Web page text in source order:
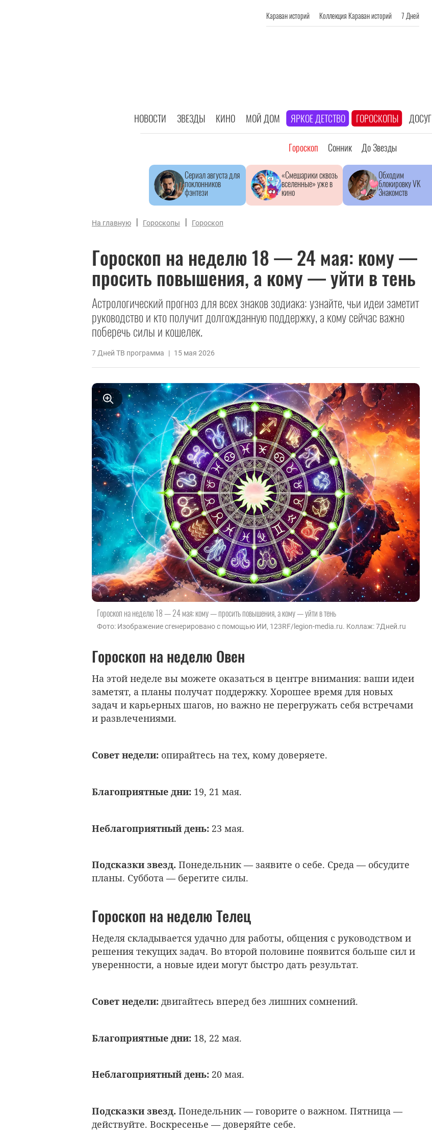
Караван историй Коллекция Караван историй 7 Дней
НОВОСТИ ЗВЕЗДЫ КИНО МОЙ ДОМ ЯРКОЕ ДЕТСТВО ГОРОСКОПЫ ДОСУГ
Гороскоп Сонник До Звезды
Сериал августа для
поклонников
фэнтези
«Смешарики сквозь
вселенные» уже в
кино
Обходим
блокировку VK
Знакомств
На главную | Гороскопы | Гороскоп
Гороскоп на неделю 18 — 24 мая: кому —
просить повышения, а кому — уйти в тень
Астрологический прогноз для всех знаков зодиака: узнайте, чьи идеи заметит
руководство и кто получит долгожданную поддержку, а кому сейчас важно
поберечь силы и кошелек.
7 Дней ТВ программа | 15 мая 2026
Гороскоп на неделю 18 — 24 мая: кому — просить повышения, а кому — уйти в тень
Фото: Изображение сгенерировано с помощью ИИ, 123RF/legion-media.ru. Коллаж: 7Дней.ru
Гороскоп на неделю Овен
На этой неделе вы можете оказаться в центре внимания: ваши идеи
заметят, а планы получат поддержку. Хорошее время для новых
задач и карьерных шагов, но важно не перегружать себя встречами
и развлечениями.
Совет недели: опирайтесь на тех, кому доверяете.
Благоприятные дни: 19, 21 мая.
Неблагоприятный день: 23 мая.
Подсказки звезд. Понедельник — заявите о себе. Среда — обсудите
планы. Суббота — берегите силы.
Гороскоп на неделю Телец
Неделя складывается удачно для работы, общения с руководством и
решения текущих задач. Во второй половине появится больше сил и
уверенности, а новые идеи могут быстро дать результат.
Совет недели: двигайтесь вперед без лишних сомнений.
Благоприятные дни: 18, 22 мая.
Неблагоприятный день: 20 мая.
Подсказки звезд. Понедельник — говорите о важном. Пятница —
действуйте. Воскресенье — доверяйте себе.